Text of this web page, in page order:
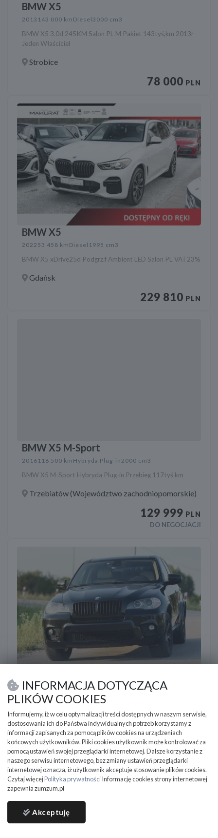
BMW X5
2013 143 000 km Diesel3000 cm3
BMW X5 3.0d 245KM Salon PL M Pakiet 143tyś,km 2013r
Jeden Właściciel
Strobice
78 000 PLN
BMW X5
2022 53 458 km Diesel 1995 cm3
BMW X5 xDrive25d Podgrz.f Ambient LED Salon PL VAT23%
Gdańsk
229 810 PLN
BMW X5 M-Sport
2016 118 500 km Hybryda Plug-in2000 cm3
BMW X5 M-Sport Hybryda Plug-in Przebieg 117tyś km
Trzebiatów (Województwo zachodniopomorskie)
129 999 PLN
DO NEGOCJACJI
2012189 000 kmDiesel2998 cm3
BMW X5 xDrive40d | SALON POLSKA|M-pakiet| FULL
OPCJA| Prywatnie
Ełk (Województwo warmińsko-mazurskie)
66 800 PLN
DO NEGOCJACJI
INFORMACJA DOTYCZĄCA
PLIKÓW COOKIES
Informujemy, iż w celu optymalizacji treści dostępnych w naszym serwisie,
dostosowania ich do Państwa indywidualnych potrzeb korzystamy z
informacji zapisanych za pomocą plików cookies na urządzeniach
końcowych użytkowników. Pliki cookies użytkownik może kontrolować za
pomocą ustawień swojej przeglądarki internetowej. Dalsze korzystanie z
naszego serwisu internetowego, bez zmiany ustawień przeglądarki
internetowej oznacza, iż użytkownik akceptuje stosowanie plików cookies.
Czytaj więcejPolityka prywatnościInformację cookies strony internetowej
zapewnia zumzum.pl
Akceptuję